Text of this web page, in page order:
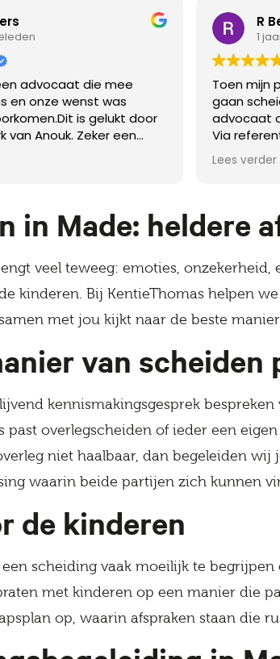
advocaat die mee
en onze wenst was
is gelukt door
van Anouk. Zeker een
een advocaat zoekt die
R
1
Toen mijn
gaan
advocaat
Via
Thomas –
terecht,
vanuit ons
Ze is een
zaak
zoekt om
verder te
adequaat,
het
kantoor
Lees verder
in Made: heldere
veel teweeg: emoties,
kinderen. Bij KentieThomas helpen
met jou kijkt naar de beste
van scheiden
kennismakingsgesprek
past overlegscheiden of ieder een
niet haalbaar, dan begeleiden
waarin beide partijen zich kunnen
de kinderen
scheiding vaak moeilijk te
met kinderen op een manier die
op, waarin afspraken staan die